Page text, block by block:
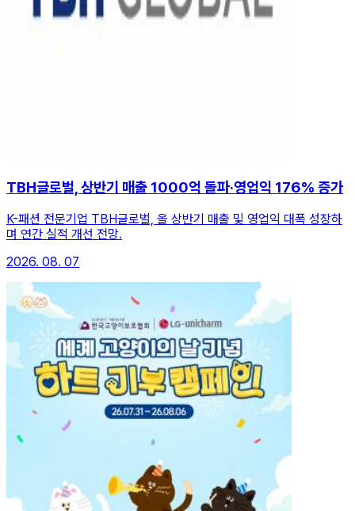
TBH글로벌, 상반기 매출 1000억 돌파·영업익 176% 증가
K-패션 전문기업 TBH글로벌, 올 상반기 매출 및 영업익 대폭 성장하
며 연간 실적 개선 전망.
2026. 08. 07